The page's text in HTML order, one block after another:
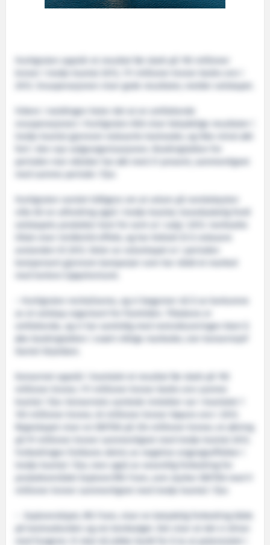
Hurtigruten oppnår et resultat før skatt på 192 millioner
2012. Snuoperasjonen viser gode resultater, melder selskapet.
Videre i meldingen heter det at en omfattende
snuoperasjonen i Hurtigruten ASA viser betydelige resultater i
tredje kvartal gjennom reduserte kostnader, og ikke minst økt
fart i den nye salgsorganisasjonen. Bookingtakten for
perioden mai-oktober har økt med 21 prosent, sammenlignet
Hurtigruten varslet tidligere om at volum på norskekysten
selskapets produkter kom for sent ut i salg i 2012. Iverksatte
tiltak viser imidlertid effekt, og har bidratt til å redusere
avstanden til 2012. Deler av volumtapet er i perioden
kompensert gjennom kampanjer som har nådd et marked
med kortere kjøpshorisont.
– Hurtigruten revitaliseres, og vi begynner nå å se konturene
av et selskap organisert for framtiden. Tiltakene er
omfattende, og vi har samtidig med restruktureringen klart å
øke bookingtakten i svært viktige markeder, sier konsernsjef
Konsernet oppnår i kvartalet et resultat før skatt på 192
103 millioner kroner, 45 millioner kroner høyere enn i 2012.
Regnskapet viser en EBITDA på 354 millioner kroner, en økning
på 91 millioner kroner sammenlignet med tredje kvartal 2012.
Forbedringen forklares delvis av negative engangseffekter i
tredje kvartal i fjor, men også av vesentlig forbedring for
millioner kroner sammenlignet med tredje kvartal i fjor.
– Explorerskipet, MS Fram, viser en betydelig forbedring både
på kostnadssiden og om bordsalget. Det viser at det vi driver
med fungerer. Vi skal nå jobbe hardt for å ta ut potensialet i